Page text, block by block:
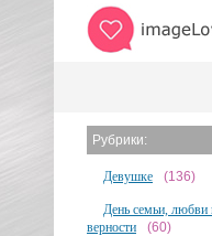
Рубрики:
Девушке (136)
День семьи, любви
верности
(60)